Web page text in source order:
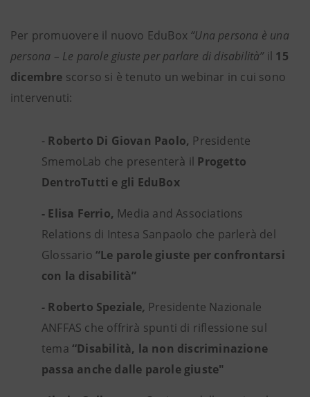
Per promuovere il nuovo EduBox “Una persona è una
persona – Le parole giuste per parlare di disabilità”il 15
dicembre scorso si è tenuto un webinar in cui sono
intervenuti:
- Roberto Di Giovan Paolo, Presidente
SmemoLab che presenterà il Progetto
DentroTutti e gli EduBox
- Elisa Ferrio, Media and Associations
Relations di Intesa Sanpaolo che parlerà del
Glossario “Le parole giuste per confrontarsi
con la disabilità”
- Roberto Speziale, Presidente Nazionale
ANFFAS che offrirà spunti di riflessione sul
tema “Disabilità, la non discriminazione
passa anche dalle parole giuste"